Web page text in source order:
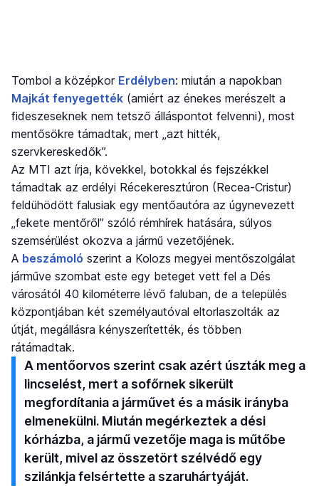
Tombol a középkor Erdélyben: miután a napokban
Majkát fenyegették (amiért az énekes merészelt a
fideszeseknek nem tetsző álláspontot felvenni), most
mentősökre támadtak, mert „azt hitték,
szervkereskedők”.
Az MTI azt írja, kövekkel, botokkal és fejszékkel
támadtak az erdélyi Récekeresztúron (Recea-Cristur)
feldühödött falusiak egy mentőautóra az úgynevezett
„fekete mentőről” szóló rémhírek hatására, súlyos
szemsérülést okozva a jármű vezetőjének.
A beszámoló szerint a Kolozs megyei mentőszolgálat
járműve szombat este egy beteget vett fel a Dés
városától 40 kilométerre lévő faluban, de a település
központjában két személyautóval eltorlaszolták az
útját, megállásra kényszerítették, és többen
rátámadtak.
A mentőorvos szerint csak azért úszták meg a
lincselést, mert a sofőrnek sikerült
megfordítania a járművet és a másik irányba
elmenekülni. Miután megérkeztek a dési
kórházba, a jármű vezetője maga is műtőbe
került, mivel az összetört szélvédő egy
szilánkja felsértette a szaruhártyáját.